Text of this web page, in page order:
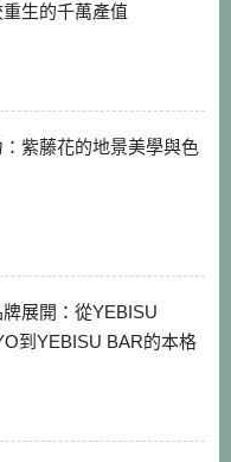
生的千萬產值
紫藤花的地景美學與色
展開：從YEBISU
到YEBISU BAR的本格